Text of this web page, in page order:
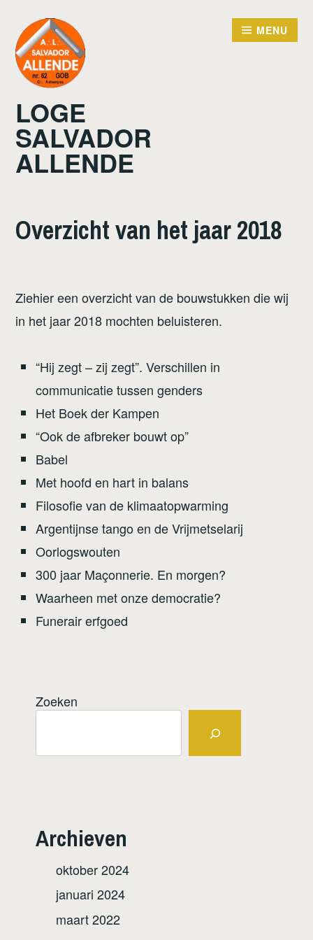
naar
inhoud
LOGE
SALVADOR
ALLENDE
MENU
Overzicht van het jaar 2018
Ziehier een overzicht van de bouwstukken die wij
in het jaar 2018 mochten beluisteren.
“Hij zegt – zij zegt”. Verschillen in
communicatie tussen genders
Het Boek der Kampen
“Ook de afbreker bouwt op”
Babel
Met hoofd en hart in balans
Filosofie van de klimaatopwarming
Argentijnse tango en de Vrijmetselarij
Oorlogswouten
300 jaar Maçonnerie. En morgen?
Waarheen met onze democratie?
Funerair erfgoed
Zoeken
Archieven
oktober 2024
januari 2024
maart 2022